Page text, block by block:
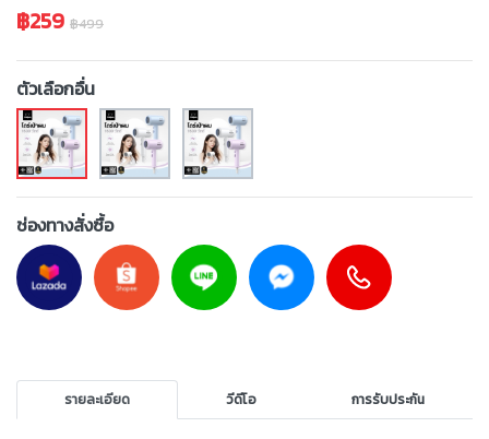
฿259 ฿499
ตัวเลือกอื่น
ช่องทางสั่งซื้อ
รายละเอียด วีดีโอ การรับประกัน